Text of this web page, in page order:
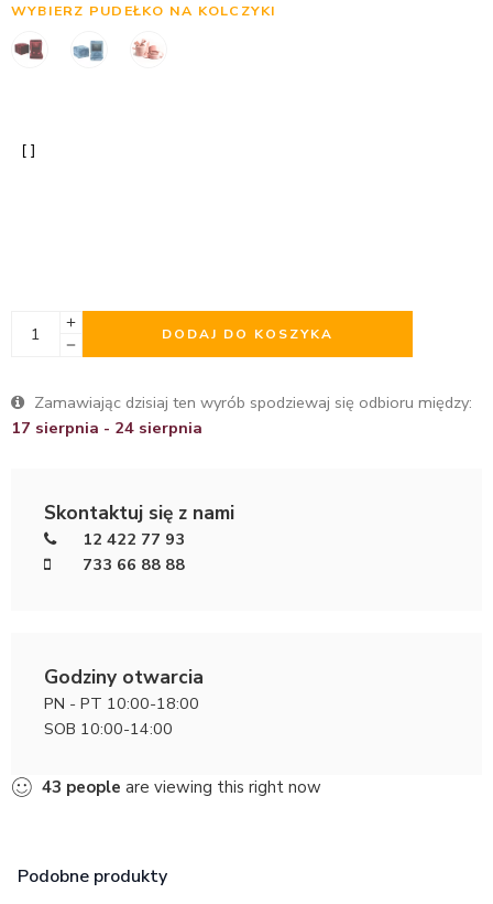
WYBIERZ PUDEŁKO NA KOLCZYKI
DODAJ DO KOSZYKA
Zamawiając dzisiaj ten wyrób spodziewaj się odbioru między:
17 sierpnia - 24 sierpnia
Skontaktuj się z nami
12 422 77 93
733 66 88 88
Godziny otwarcia
PN - PT 10:00-18:00
SOB 10:00-14:00
43 people are viewing this right now
Podobne produkty